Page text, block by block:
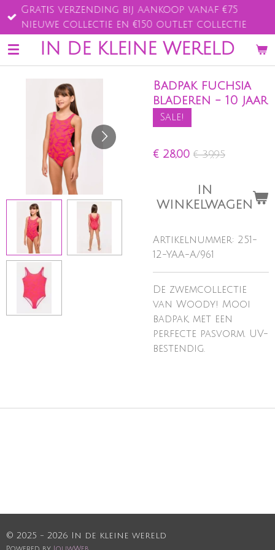
Ga
direct
naar
de
IN DE KLEINE WERELD
Gratis verzending bij aankoop vanaf €75
nieuwe collectie en €150 outlet collectie
Badpak fuchsia
bladeren - 10 jaar
Sale!
€ 28,00 € 39,95
IN
WINKELWAGEN
Artikelnummer: 251-
12-YAA-A/961
De zwemcollectie
van Woody! Mooi
badpak, met een
perfecte pasvorm. UV-
bestendig.
© 2025 - 2026 In de kleine wereld